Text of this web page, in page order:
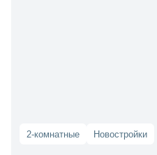
2-комнатные Новостройки